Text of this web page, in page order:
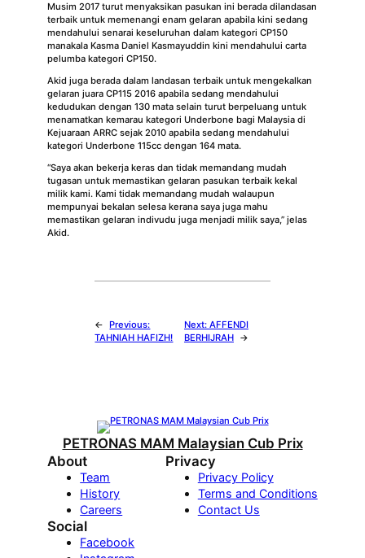
Musim 2017 turut menyaksikan pasukan ini berada dilandasan
terbaik untuk memenangi enam gelaran apabila kini sedang
mendahului senarai keseluruhan dalam kategori CP150
manakala Kasma Daniel Kasmayuddin kini mendahului carta
pelumba kategori CP150.
Akid juga berada dalam landasan terbaik untuk mengekalkan
gelaran juara CP115 2016 apabila sedang mendahului
kedudukan dengan 130 mata selain turut berpeluang untuk
menamatkan kemarau kategori Underbone bagi Malaysia di
Kejuaraan ARRC sejak 2010 apabila sedang mendahului
kategori Underbone 115cc dengan 164 mata.
“Saya akan bekerja keras dan tidak memandang mudah
tugasan untuk memastikan gelaran pasukan terbaik kekal
milik kami. Kami tidak memandang mudah walaupun
mempunyai bekalan selesa kerana saya juga mahu
memastikan gelaran indivudu juga menjadi milik saya,” jelas
Akid.
←
Previous:
TAHNIAH HAFIZH!
Next: AFFENDI
BERHIJRAH →
PETRONAS MAM Malaysian Cub Prix
About
Team
History
Careers
Privacy
Privacy Policy
Terms and Conditions
Contact Us
Social
Facebook